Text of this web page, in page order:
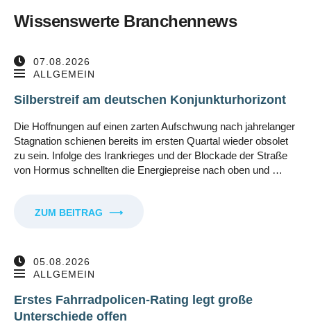
Wissenswerte Branchennews
07.08.2026
ALLGEMEIN
Silberstreif am deutschen Konjunkturhorizont
Die Hoffnungen auf einen zarten Aufschwung nach jahrelanger
Stagnation schienen bereits im ersten Quartal wieder obsolet
zu sein. Infolge des Irankrieges und der Blockade der Straße
von Hormus schnellten die Energiepreise nach oben und …
ZUM BEITRAG ⟶
05.08.2026
ALLGEMEIN
Erstes Fahrradpolicen-Rating legt große
Unterschiede offen